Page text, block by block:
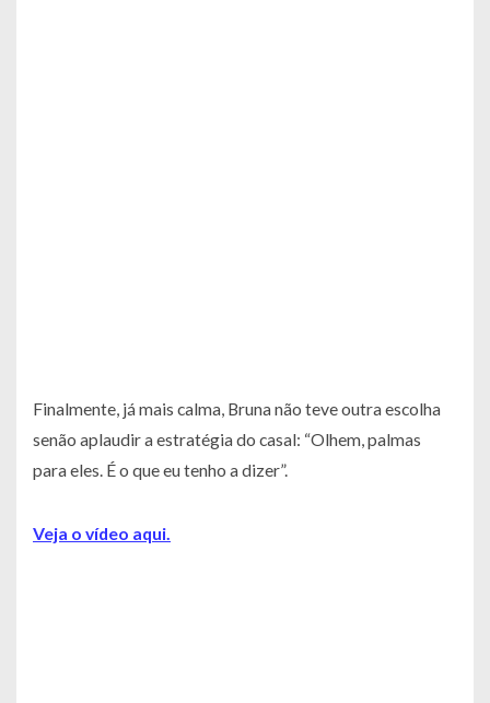
Finalmente, já mais calma, Bruna não teve outra escolha
senão aplaudir a estratégia do casal: “Olhem, palmas
para eles. É o que eu tenho a dizer”.
Veja o vídeo aqui.